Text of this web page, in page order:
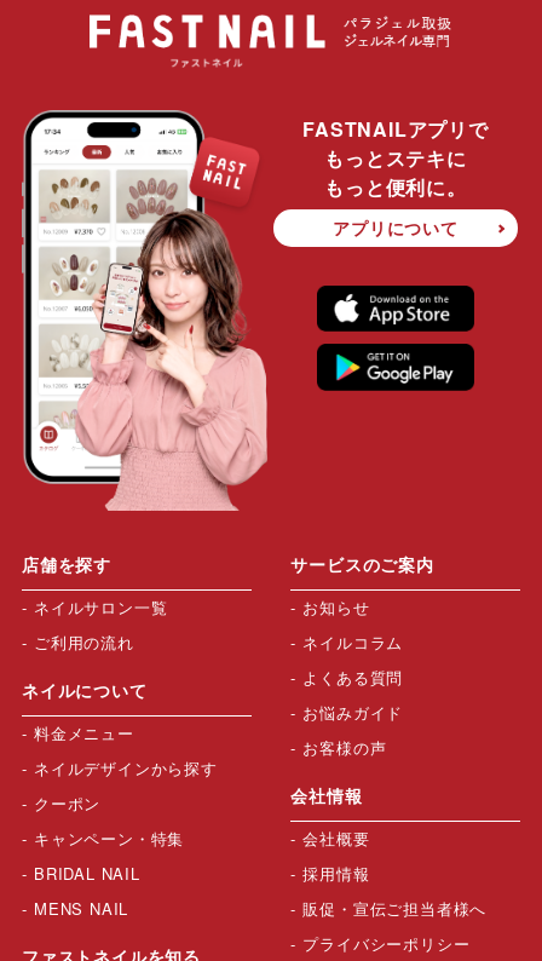
FASTNAILアプリで
もっとステキに
もっと便利に。
アプリについて
店舗を探す
ネイルサロン一覧
ご利用の流れ
ネイルについて
料金メニュー
ネイルデザインから探す
クーポン
キャンペーン・特集
BRIDAL NAIL
MENS NAIL
ファストネイルを知る
サービスのご案内
お知らせ
ネイルコラム
よくある質問
お悩みガイド
お客様の声
会社情報
会社概要
採用情報
販促・宣伝ご担当者様へ
プライバシーポリシー